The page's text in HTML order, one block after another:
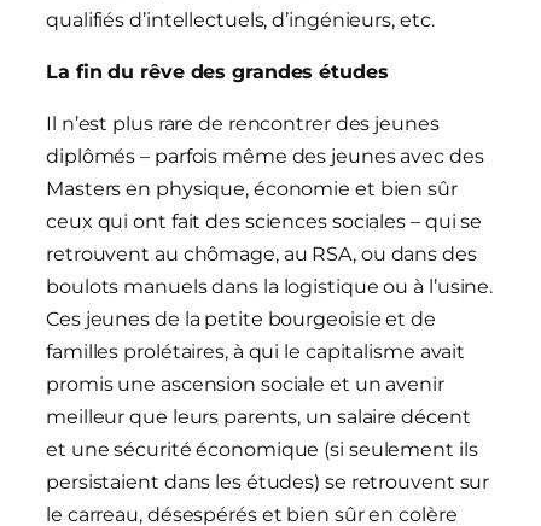
qualifiés d’intellectuels, d’ingénieurs, etc.
La fin du rêve des grandes études
Il n’est plus rare de rencontrer des jeunes
diplômés – parfois même des jeunes avec des
Masters en physique, économie et bien sûr
ceux qui ont fait des sciences sociales – qui se
retrouvent au chômage, au RSA, ou dans des
boulots manuels dans la logistique ou à l’usine.
Ces jeunes de la petite bourgeoisie et de
familles prolétaires, à qui le capitalisme avait
promis une ascension sociale et un avenir
meilleur que leurs parents, un salaire décent
et une sécurité économique (si seulement ils
persistaient dans les études) se retrouvent sur
le carreau, désespérés et bien sûr en colère